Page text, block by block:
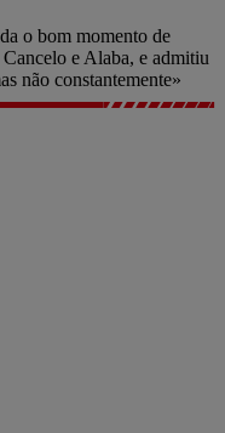
o bom momento de
e Alaba, e admitiu
não constantemente»